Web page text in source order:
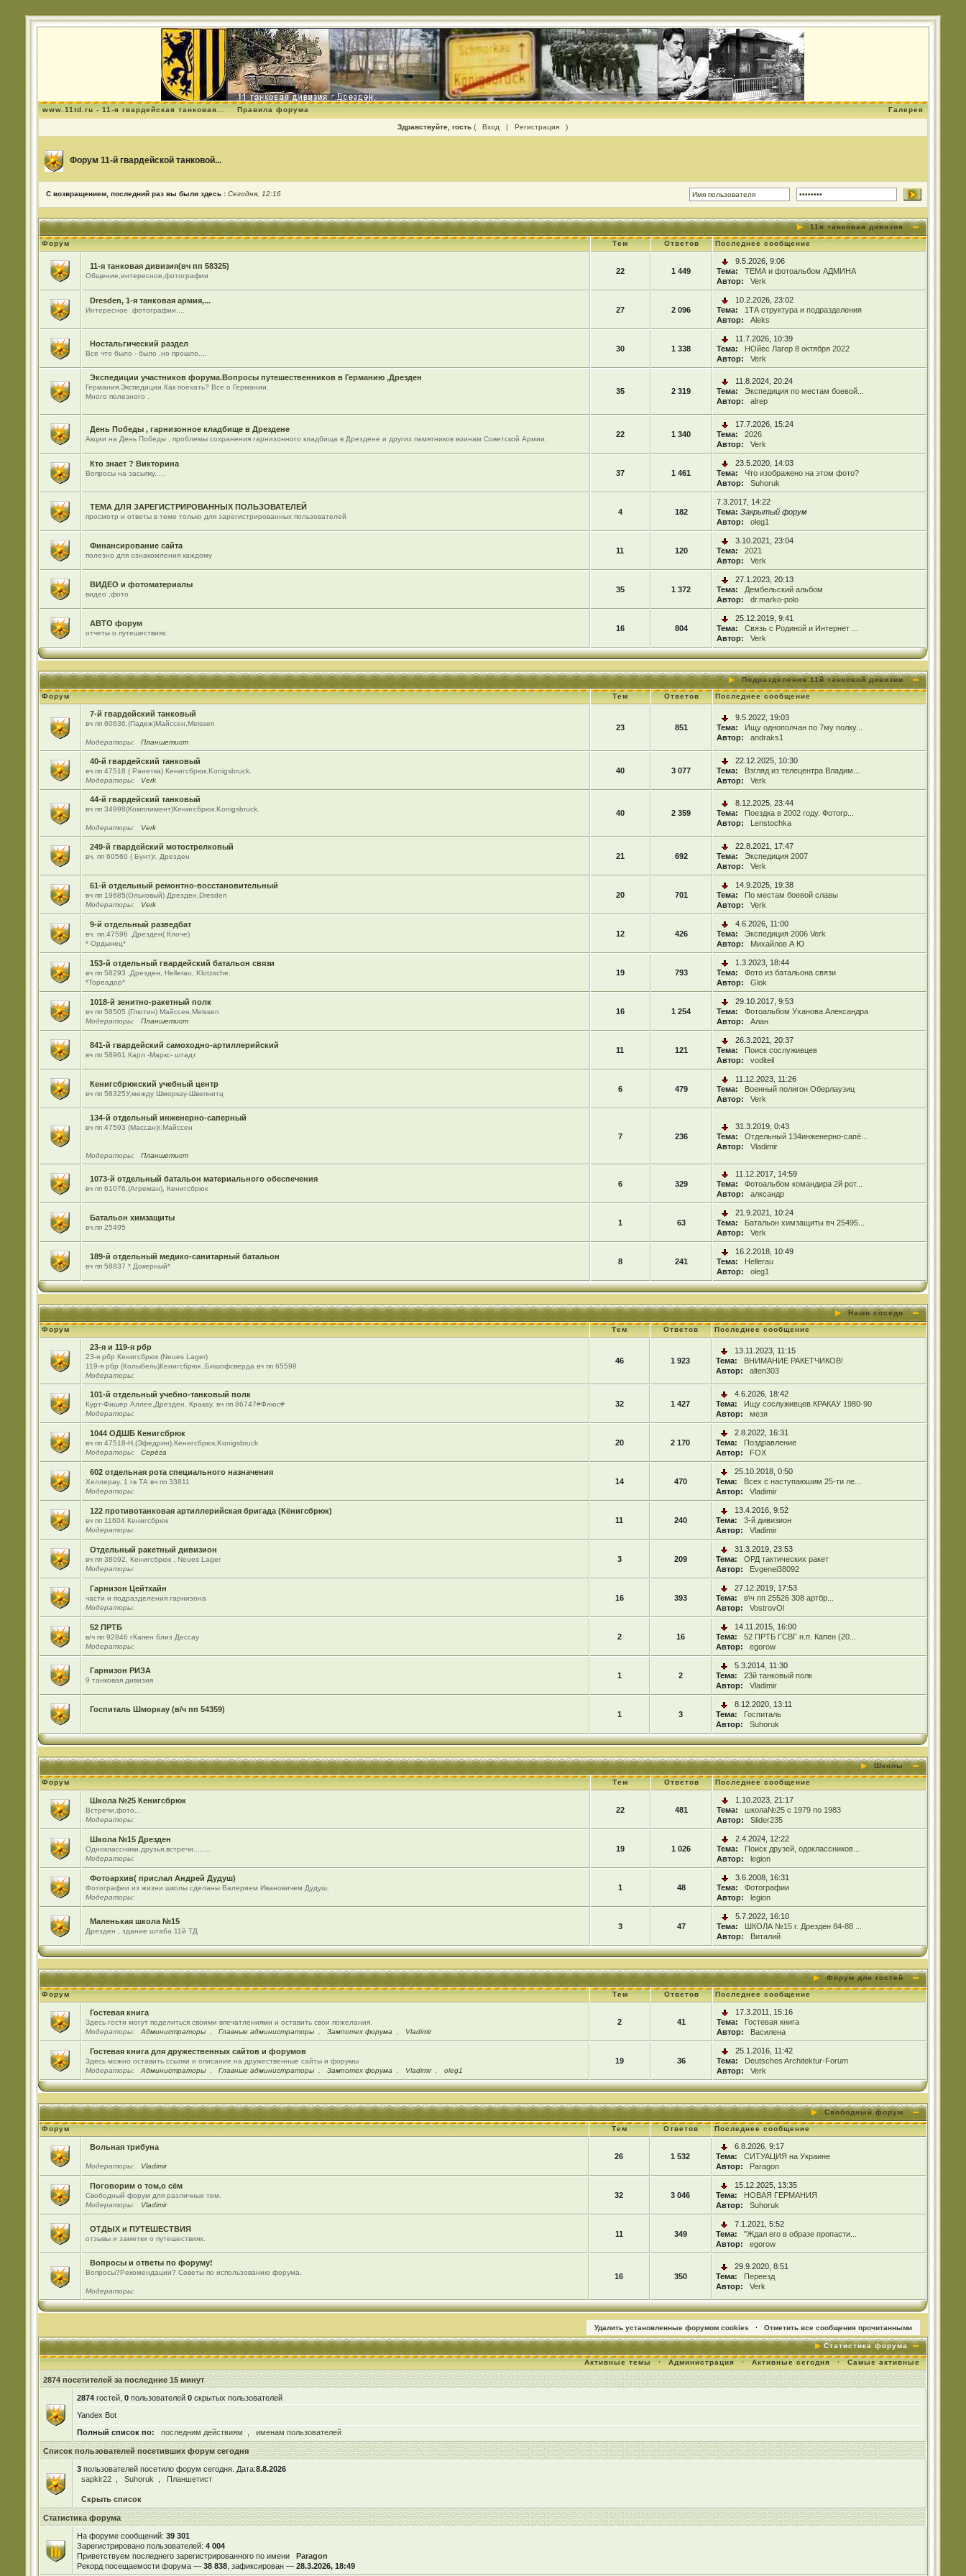
www.11td.ru - 11-я гвардейская танковая... Правила форума Галерея
Здравствуйте, гость ( Вход | Регистрация )
Форум 11-й гвардейской танковой...
С возвращением, последний раз вы были здесь : Сегодня, 12:16
11я танковая дивизия
Форум Тем Ответов Последнее сообщение
11-я танковая дивизия(вч пп 58325)
Общение,интересное,фотографии
22 1 449
9.5.2026, 9:06
Тема:
ТЕМА и фотоальбом АДМИНА
Автор:
Verk
Dresden, 1-я танковая армия,...
Интересное .фотографии.... 27 2 096
10.2.2026, 23:02
Тема:
1ТА структура и подразделения
Автор:
Aleks
Ностальгический раздел
Все что было - было ,но прошло....
30 1 338
11.7.2026, 10:39
Тема:
НОйес Лагер 8 октября 2022
Автор:
Verk
Экспедиции участников форума.Вопросы путешественников в Германию ,Дрезден
Германия.Экспедиции.Как поехать? Все о Германии.
Много полезного .
35 2 319
11.8.2024, 20:24
Тема:
Экспедиция по местам боевой...
Автор:
alrep
День Победы , гарнизонное кладбище в Дрездене
Акции на День Победы , проблемы сохранения гарнизонного кладбища в Дрездене и других памятников воинам Советской Армии.
22 1 340
17.7.2026, 15:24
Тема:
2026
Автор:
Verk
Кто знает ? Викторина
Вопросы на засыпку..... 37 1 461
23.5.2020, 14:03
Тема:
Что изображено на этом фото?
Автор:
Suhoruk
ТЕМА ДЛЯ ЗАРЕГИСТРИРОВАННЫХ ПОЛЬЗОВАТЕЛЕЙ
просмотр и ответы в теме только для зарегистрированных пользователей
4 182
7.3.2017, 14:22
Тема: Закрытый форум
Автор:
oleg1
Финансирование сайта
полезно для ознакомления каждому
11 120
3.10.2021, 23:04
Тема:
2021
Автор:
Verk
ВИДЕО и фотоматериалы
видео ,фото
35 1 372
27.1.2023, 20:13
Тема:
Дембельский альбом
Автор:
dr.marko-polo
АВТО форум
отчеты о путешествиях
16 804
25.12.2019, 9:41
Тема:
Связь с Родиной и Интернет ...
Автор:
Verk
Подразделения 11й танковой дивизии
Форум Тем Ответов Последнее сообщение
7-й гвардейский танковый
вч пп 60636,(Падеж)Майсcен,Meissen
Модераторы: Планшетист
23 851
9.5.2022, 19:03
Тема:
Ищу однополчан по 7му полку...
Автор:
andraks1
40-й гвардейский танковый
вч.пп 47518 ( Ранетка) Кенигсбрюк.Konigsbruck.
Модераторы:
Verk
40 3 077
22.12.2025, 10:30
Тема:
Взгляд из телецентра Владим...
Автор:
Verk
44-й гвардейский танковый
вч пп 34998(Комплимент)Кенигсбрюк.Konigsbruck.
Модераторы: Verk
40 2 359
8.12.2025, 23:44
Тема:
Поездка в 2002 году. Фотогр...
Автор:
Lenstochka
249-й гвардейский мотострелковый
вч. пп 60560 ( Бунт)г. Дрезден 21 692
22.8.2021, 17:47
Тема:
Экспедиция 2007
Автор:
Verk
61-й отдельный ремонтно-восстановительный
вч пп 19685(Ольховый) Дрезден,Dresden
Модераторы:
Verk
20 701
14.9.2025, 19:38
Тема:
По местам боевой славы
Автор:
Verk
9-й отдельный разведбат
вч. пп.47596 .Дрезден( Клоче)
* Ордынец*
12 426
4.6.2026, 11:00
Тема:
Экспедиция 2006 Verk
Автор:
Михайлов А Ю
153-й отдельный гвардейский батальон связи
вч пп 58293 ,Дрезден, Hellerau, Klotzsche.
*Тореадор*
19 793
1.3.2023, 18:44
Тема:
Фото из батальона связи
Автор:
Glok
1018-й зенитно-ракетный полк
вч пп 58505 (Глютин) Майсcен,Meissen
Модераторы:
Планшетист
16 1 254
29.10.2017, 9:53
Тема:
Фотоальбом Уханова Александра
Автор:
Алан
841-й гвардейский самоходно-артиллерийский
вч пп 58961.Карл -Маркс- штадт
11 121
26.3.2021, 20:37
Тема:
Поиск сослуживцев
Автор:
voditeil
Кенигсбрюкский учебный центр
вч пп 58325У,между Шморкау-Швепнитц
6 479
11.12.2023, 11:26
Тема:
Военный полигон Оберлаузиц
Автор:
Verk
134-й отдельный инженерно-саперный
вч пп 47593 (Массан)г.Майссен
Модераторы: Планшетист
7 236
31.3.2019, 0:43
Тема:
Отдельный 134инженерно-сапё...
Автор:
Vladimir
1073-й отдельный батальон материального обеспечения
вч пп 61076,(Агреман), Кенигсбрюк
6 329
11.12.2017, 14:59
Тема:
Фотоальбом командира 2й рот...
Автор:
алксандр
Батальон химзащиты
вч.пп 25495
1 63
21.9.2021, 10:24
Тема:
Батальон химзащиты вч 25495...
Автор:
Verk
189-й отдельный медико-санитарный батальон
вч пп 58837 * Докерный*
8 241
16.2.2018, 10:49
Тема:
Hellerau
Автор:
oleg1
Наши соседи
Форум Тем Ответов Последнее сообщение
23-я и 119-я рбр
23-я рбр Кенигсбрюк (Neues Lager)
119-я рбр (Колыбель)Кенигсбрюк ,Бишофсверда вч пп 65598
Модераторы:
46 1 923
13.11.2023, 11:15
Тема:
ВНИМАНИЕ РАКЕТЧИКОВ!
Автор:
alten303
101-й отдельный учебно-танковый полк
Курт-Фишер Аллее,Дрезден, Кракау, вч пп 86747#Флюс#
Модераторы:
32 1 427
4.6.2026, 18:42
Тема:
Ищу сослуживцев.КРАКАУ 1980-90
Автор:
мезя
1044 ОДШБ Кенигсбрюк
вч пп 47518-Н,(Эфедрин),Кенигсбрюк,Konigsbruck
Модераторы:
Серёга
20 2 170
2.8.2022, 16:31
Тема:
Поздравление
Автор:
FOX
602 отдельная рота специального назначения
Хеллерау. 1 гв ТА вч пп 33811
Модераторы:
14 470
25.10.2018, 0:50
Тема:
Всех с наступаюшим 25-ти ле...
Автор:
Vladimir
122 противотанковая артиллерийская бригада (Кёнигсбрюк)
вч пп 11604 Кенигсбрюк
Модераторы:
11 240
13.4.2016, 9:52
Тема:
3-й дивизион
Автор:
Vladimir
Отдельный ракетный дивизион
вч пп 38092, Кенигсбрюк , Neues Lager
Модераторы:
3 209
31.3.2019, 23:53
Тема:
ОРД тактических ракет
Автор:
Evgenei38092
Гарнизон Цейтхайн
части и подразделения гарнизона
Модераторы:
16 393
27.12.2019, 17:53
Тема:
в\ч пп 25526 308 артбр...
Автор:
VostrovOl
52 ПРТБ
в/ч пп 92846 гКапен близ Дессау
Модераторы:
2 16
14.11.2015, 16:00
Тема:
52 ПРТБ ГСВГ н.п. Капен (20...
Автор:
egorow
Гарнизон РИЗА
9 танковая дивизия
1 2
5.3.2014, 11:30
Тема:
23й танковый полк
Автор:
Vladimir
Госпиталь Шморкау (в/ч пп 54359)
1 3
8.12.2020, 13:11
Тема:
Госпиталь
Автор:
Suhoruk
Школы
Форум Тем Ответов Последнее сообщение
Школа №25 Кенигсбрюк
Встречи,фото...
Модераторы:
22 481
1.10.2023, 21:17
Тема:
школа№25 с 1979 по 1983
Автор:
Slider235
Школа №15 Дрезден
Одноклассники,друзья,встречи........
Модераторы:
19 1 026
2.4.2024, 12:22
Тема:
Поиск друзей, одоклассников...
Автор:
legion
Фотоархив( прислал Андрей Дудуш)
Фотографии из жизни школы сделаны Валерием Ивановичем Дудуш.
Модераторы:
1 48
3.6.2008, 16:31
Тема:
Фотографии
Автор:
legion
Маленькая школа №15
Дрезден , здание штаба 11й ТД
3 47
5.7.2022, 16:10
Тема:
ШКОЛА №15 г. Дрезден 84-88 ...
Автор:
Виталий
Форум для гостей
Форум Тем Ответов Последнее сообщение
Гостевая книга
Здесь гости могут поделиться своими впечатлениями и оставить свои пожелания.
Модераторы:
Администраторы Главные администраторы Зампотех форума Vladimir
2 41
17.3.2011, 15:16
Тема:
Гостевая книга
Автор:
Василена
Гостевая книга для дружественных сайтов и форумов
Здесь можно оставить ссылки и описание на дружественные сайты и форумы
Модераторы:
Администраторы Главные администраторы Зампотех форума Vladimir oleg1
19 36
25.1.2016, 11:42
Тема:
Deutsches Architektur-Forum
Автор:
Verk
Свободный форум
Форум Тем Ответов Последнее сообщение
Вольная трибуна
Модераторы: Vladimir
26 1 532
6.8.2026, 9:17
Тема:
СИТУАЦИЯ на Украине
Автор:
Paragon
Поговорим о том,о сём
Свободный форум для различных тем.
Модераторы:
Vladimir
32 3 046
15.12.2025, 13:35
Тема:
НОВАЯ ГЕРМАНИЯ
Автор:
Suhoruk
ОТДЫХ и ПУТЕШЕСТВИЯ
отзывы и заметки о путешествиях.
11 349
7.1.2021, 5:52
Тема:
"Ждал его в образе пропасти...
Автор:
egorow
Вопросы и ответы по форуму!
Вопросы?Рекомендации? Советы по использованию форума.
Модераторы:
16 350
29.9.2020, 8:51
Тема:
Переезд
Автор:
Verk
Удалить установленные форумом cookies · Отметить все сообщения прочитанными
Статистика форума
Активные темы · Администрация · Активные сегодня · Самые активные
2874 посетителей за последние 15 минут
2874гостей, 0пользователей 0скрытых пользователей
Yandex Bot
Полный список по:
последним действиям именам пользователей
Список пользователей посетивших форум сегодня
3пользователей посетило форум сегодня. Дата:8.8.2026
sapkir22
Suhoruk Планшетист
Скрыть список
Статистика форума
На форуме сообщений: 39 301
Зарегистрировано пользователей: 4 004
Приветствуем последнего зарегистрированного по имени
Paragon
Рекорд посещаемости форума — 38 838, зафиксирован — 28.3.2026, 18:49